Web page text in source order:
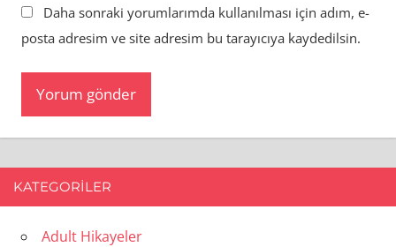
Daha sonraki yorumlarımda kullanılması için adım, e-
posta adresim ve site adresim bu tarayıcıya kaydedilsin.
KATEGORILER
Adult Hikayeler